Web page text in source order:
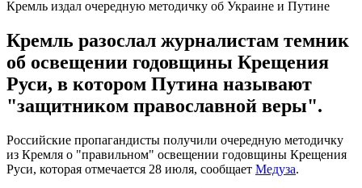
Кремль издал очередную методичку об Украине и Путине
Кремль разослал журналистам темник
об освещении годовщины Крещения
Руси, в котором Путина называют
"защитником православной веры".
Российские пропагандисты получили очередную методичку
из Кремля о "правильном" освещении годовщины Крещения
Руси, которая отмечается 28 июля, сообщает Медуза.